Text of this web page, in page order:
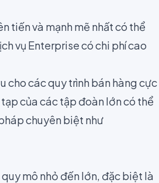
tiến và mạnh mẽ nhất có thể
vụ Enterprise có chi phí cao
cho các quy trình bán hàng cực
của các tập đoàn lớn có thể
chuyên biệt như
mô nhỏ đến lớn, đặc biệt là